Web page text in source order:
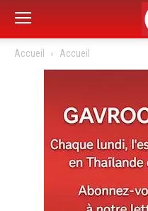
Accueil Accueil